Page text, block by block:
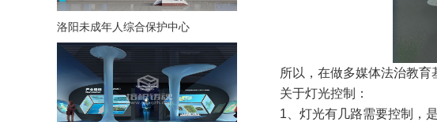
洛阳未成年人综合保护中心
所以，在做多媒体法治教育基
关于灯光控制：
1、灯光有几路需要控制，是